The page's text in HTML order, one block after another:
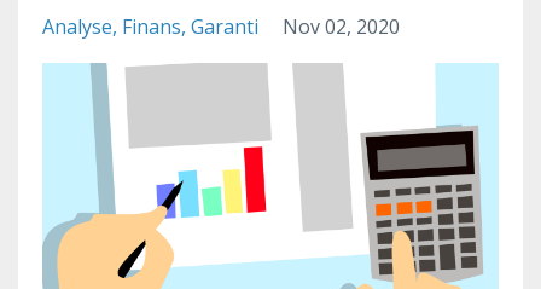
Analyse Finans Garanti Nov 02, 2020